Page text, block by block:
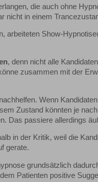
die auch ohne
nicht in einem
arbeiteten Show-
, denn nicht alle
zusammen mit der
Wenn
Zustand könnten je
Das passiere allerdings
in der Kritik, weil die
gerate.
grundsätzlich
Patienten positive